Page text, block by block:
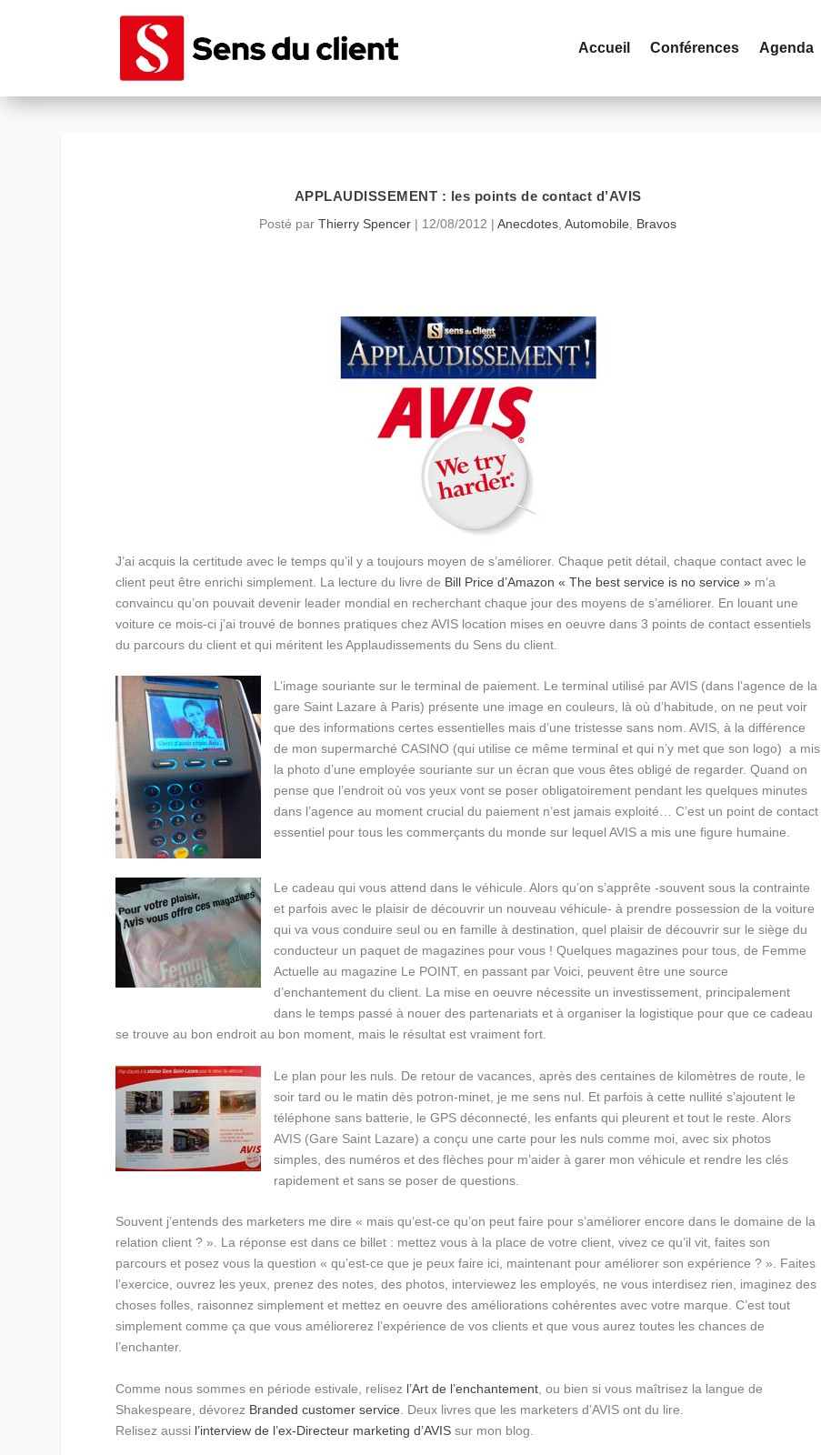
Accueil Conférences Agenda
APPLAUDISSEMENT : les points de contact d’AVIS
Posté parThierry Spencer | 12/08/2012 |Anecdotes ,Automobile Bravos
J’ai acquis la certitude avec le temps qu’il y a toujours moyen de s’améliorer. Chaque petit détail, chaque contact avec le
client peut être enrichi simplement. La lecture du livre de Bill Price d’Amazon « The best service is no service » m’a
convaincu qu’on pouvait devenir leader mondial en recherchant chaque jour des moyens de s’améliorer. En louant une
voiture ce mois-ci j’ai trouvé de bonnes pratiques chez AVIS location mises en oeuvre dans 3 points de contact essentiels
du parcours du client et qui méritent les Applaudissements du Sens du client.
L’image souriante sur le terminal de paiement. Le terminal utilisé par AVIS (dans l’agence de la
gare Saint Lazare à Paris) présente une image en couleurs, là où d’habitude, on ne peut voir
que des informations certes essentielles mais d’une tristesse sans nom. AVIS, à la différence
de mon supermarché CASINO (qui utilise ce même terminal et qui n’y met que son logo) a mis
la photo d’une employée souriante sur un écran que vous êtes obligé de regarder. Quand on
pense que l’endroit où vos yeux vont se poser obligatoirement pendant les quelques minutes
dans l’agence au moment crucial du paiement n’est jamais exploité… C’est un point de contact
essentiel pour tous les commerçants du monde sur lequel AVIS a mis une figure humaine.
Le cadeau qui vous attend dans le véhicule.Alors qu’on s’apprête -souvent sous la contrainte
et parfois avec le plaisir de découvrir un nouveau véhicule- à prendre possession de la voiture
qui va vous conduire seul ou en famille à destination, quel plaisir de découvrir sur le siège du
conducteur un paquet de magazines pour vous ! Quelques magazines pour tous, de Femme
Actuelle au magazine Le POINT, en passant par Voici, peuvent être une source
d’enchantement du client. La mise en oeuvre nécessite un investissement, principalement
dans le temps passé à nouer des partenariats et à organiser la logistique pour que ce cadeau
se trouve au bon endroit au bon moment, mais le résultat est vraiment fort.
Le plan pour les nuls. De retour de vacances, après des centaines de kilomètres de route, le
soir tard ou le matin dès potron-minet, je me sens nul. Et parfois à cette nullité s’ajoutent le
téléphone sans batterie, le GPS déconnecté, les enfants qui pleurent et tout le reste. Alors
AVIS (Gare Saint Lazare) a conçu une carte pour les nuls comme moi, avec six photos
simples, des numéros et des flèches pour m’aider à garer mon véhicule et rendre les clés
rapidement et sans se poser de questions.
Souvent j’entends des marketers me dire « mais qu’est-ce qu’on peut faire pour s’améliorer encore dans le domaine de la
relation client ? ». La réponse est dans ce billet : mettez vous à la place de votre client, vivez ce qu’il vit, faites son
parcours et posez vous la question « qu’est-ce que je peux faire ici, maintenant pour améliorer son expérience ? ». Faites
l’exercice, ouvrez les yeux, prenez des notes, des photos, interviewez les employés, ne vous interdisez rien, imaginez des
choses folles, raisonnez simplement et mettez en oeuvre des améliorations cohérentes avec votre marque. C’est tout
simplement comme ça que vous améliorerez l’expérience de vos clients et que vous aurez toutes les chances de
l’enchanter.
Comme nous sommes en période estivale, relisez l’Art de l’enchantement , ou bien si vous maîtrisez la langue de
Shakespeare, dévorez Branded customer service . Deux livres que les marketers d’AVIS ont du lire.
Relisez aussi l’interview de l’ex-Directeur marketing d’AVIS sur mon blog.